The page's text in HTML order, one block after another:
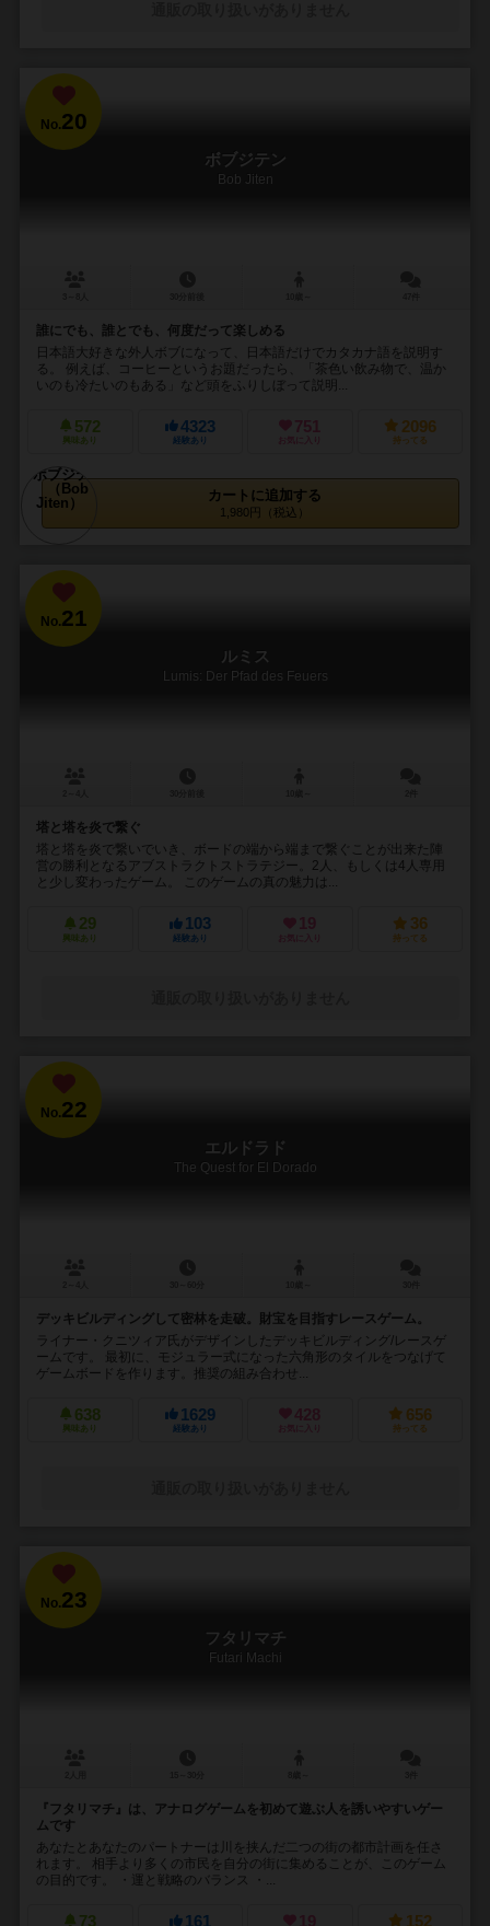
No.20
ボブジテン
Bob Jiten
誰にでも、誰とでも、何度だって楽しめる
日本語大好きな外人ボブになって、日本語だけでカタカナ語を説明す
る。 例えば、コーヒーというお題だったら、「茶色い飲み物で、温か
いのも冷たいのもある」など頭をふりしぼって説明...
572
興味あり
4323
経験あり
751
お気に入り
2096
持ってる
カートに追加する
1,980円（税込）
No.21
ルミス
Lumis: Der Pfad des Feuers
塔と塔を炎で繋ぐ
塔と塔を炎で繋いでいき、ボードの端から端まで繋ぐことが出来た陣
営の勝利となるアブストラクトストラテジー。2人、もしくは4人専用
と少し変わったゲーム。 このゲームの真の魅力は...
29
興味あり
103
経験あり
19
お気に入り
36
持ってる
No.22
エルドラド
The Quest for El Dorado
デッキビルディングして密林を走破。財宝を目指すレースゲーム。
ライナー・クニツィア氏がデザインしたデッキビルディング/レースゲ
ームです。 最初に、モジュラー式になった六角形のタイルをつなげて
ゲームボードを作ります。推奨の組み合わせ...
638
興味あり
1629
経験あり
428
お気に入り
656
持ってる
No.23
フタリマチ
Futari Machi
『フタリマチ』は、アナログゲームを初めて遊ぶ人を誘いやすいゲー
ムです
あなたとあなたのパートナーは川を挟んだ二つの街の都市計画を任さ
れます。 相手より多くの市民を自分の街に集めることが、このゲーム
の目的です。 ・運と戦略のバランス ・...
73 161 19 152